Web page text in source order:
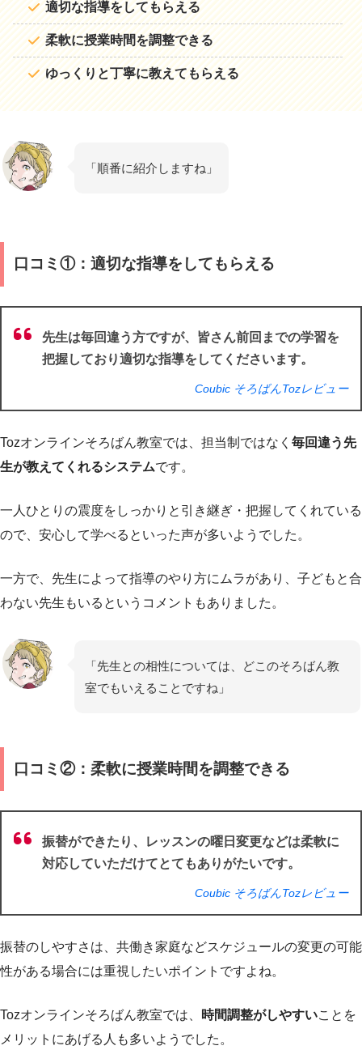
適切な指導をしてもらえる
柔軟に授業時間を調整できる
ゆっくりと丁寧に教えてもらえる
「順番に紹介しますね」
口コミ①：適切な指導をしてもらえる
先生は毎回違う方ですが、皆さん前回までの学習を
把握しており適切な指導をしてくださいます。
Coubic そろばんTozレビュー
Tozオンラインそろばん教室では、担当制ではなく 毎回違う先
生が教えてくれるシステムです。
一人ひとりの震度をしっかりと引き継ぎ・把握してくれている
ので、安心して学べるといった声が多いようでした。
一方で、先生によって指導のやり方にムラがあり、子どもと合
わない先生もいるというコメントもありました。
「先生との相性については、どこのそろばん教
室でもいえることですね」
口コミ②：柔軟に授業時間を調整できる
振替ができたり、レッスンの曜日変更などは柔軟に
対応していただけてとてもありがたいです。
Coubic そろばんTozレビュー
振替のしやすさは、共働き家庭などスケジュールの変更の可能
性がある場合には重視したいポイントですよね。
Tozオンラインそろばん教室では、 時間調整がしやすいことを
メリットにあげる人も多いようでした。